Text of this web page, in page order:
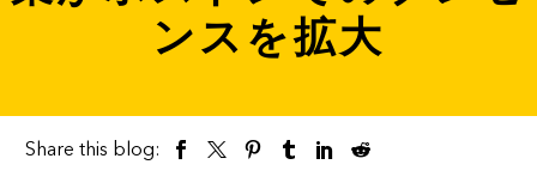
ンスを拡大
Share this blog: